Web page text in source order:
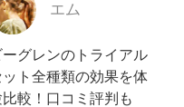
エム
ーグレンのトライアル
ット全種類の効果を体
比較！口コミ評判も